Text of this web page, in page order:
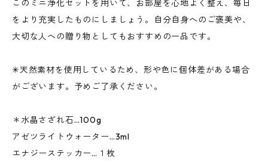
このミニ浄化セットを用いて、お部屋を心地よく整え、毎日
をより充実したものにしましょう。自分自身へのご褒美や、
大切な人への贈り物としてもおすすめの一品です。
✳︎天然素材を使用しているため、形や色に個体差がある場合
がございます。予めご了承ください。
＊水晶さざれ石…100g
アゼツライトウォーター…3ml
エナジーステッカー…１枚